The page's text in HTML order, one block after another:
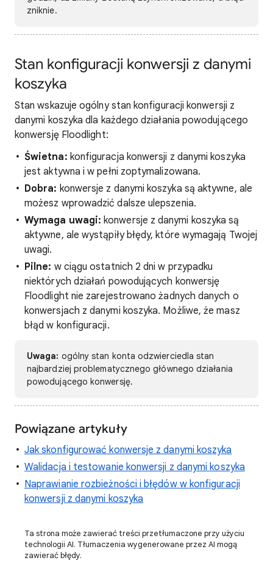
zniknie.
Stan konfiguracji konwersji z danymi
koszyka
Stan wskazuje ogólny stan konfiguracji konwersji z
danymi koszyka dla każdego działania powodującego
konwersję Floodlight:
Świetna: konfiguracja konwersji z danymi koszyka
jest aktywna i w pełni zoptymalizowana.
Dobra: konwersje z danymi koszyka są aktywne, ale
możesz wprowadzić dalsze ulepszenia.
Wymaga uwagi: konwersje z danymi koszyka są
aktywne, ale wystąpiły błędy, które wymagają Twojej
uwagi.
Pilne: w ciągu ostatnich 2 dni w przypadku
niektórych działań powodujących konwersję
Floodlight nie zarejestrowano żadnych danych o
konwersjach z danymi koszyka. Możliwe, że masz
błąd w konfiguracji.
Uwaga: ogólny stan konta odzwierciedla stan
najbardziej problematycznego głównego działania
powodującego konwersję.
Powiązane artykuły
Jak skonfigurować konwersje z danymi koszyka
Walidacja i testowanie konwersji z danymi koszyka
Naprawianie rozbieżności i błędów w konfiguracji
konwersji z danymi koszyka
Ta strona może zawierać treści przetłumaczone przy użyciu
technologii AI. Tłumaczenia wygenerowane przez AI mogą
zawierać błędy.